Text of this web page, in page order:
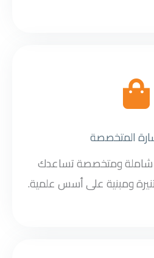
المتخصصة
شاملة ومتخصصة تساعدك
ومبنية على أسس علمية.